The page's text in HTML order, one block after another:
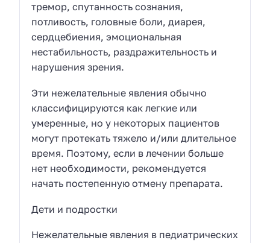
тремор, спутанность сознания,
потливость, головные боли, диарея,
сердцебиения, эмоциональная
нестабильность, раздражительность и
нарушения зрения.
Эти нежелательные явления обычно
классифицируются как легкие или
умеренные, но у некоторых пациентов
могут протекать тяжело и/или длительное
время. Поэтому, если в лечении больше
нет необходимости, рекомендуется
начать постепенную отмену препарата.
Дети и подростки
Нежелательные явления в педиатрических